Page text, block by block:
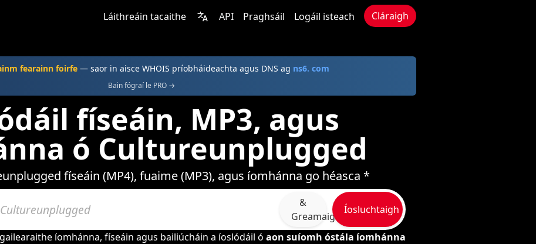
Láithreáin tacaithe API Praghsáil Logáil isteach Cláraigh
fearainn foirfe — saor in aisce WHOIS príobháideachta agus DNS ag ns6. com
Bain fógraí le PRO →
físeáin, MP3, agus
ó Cultureunplugged
físeáin (MP4), fuaime (MP3), agus íomhánna go héasca *
&
Greamaigh
Íosluchtaigh
íomhánna, físeáin agus bailiúcháin a íoslódáil ó aon suíomh óstála íomhánna